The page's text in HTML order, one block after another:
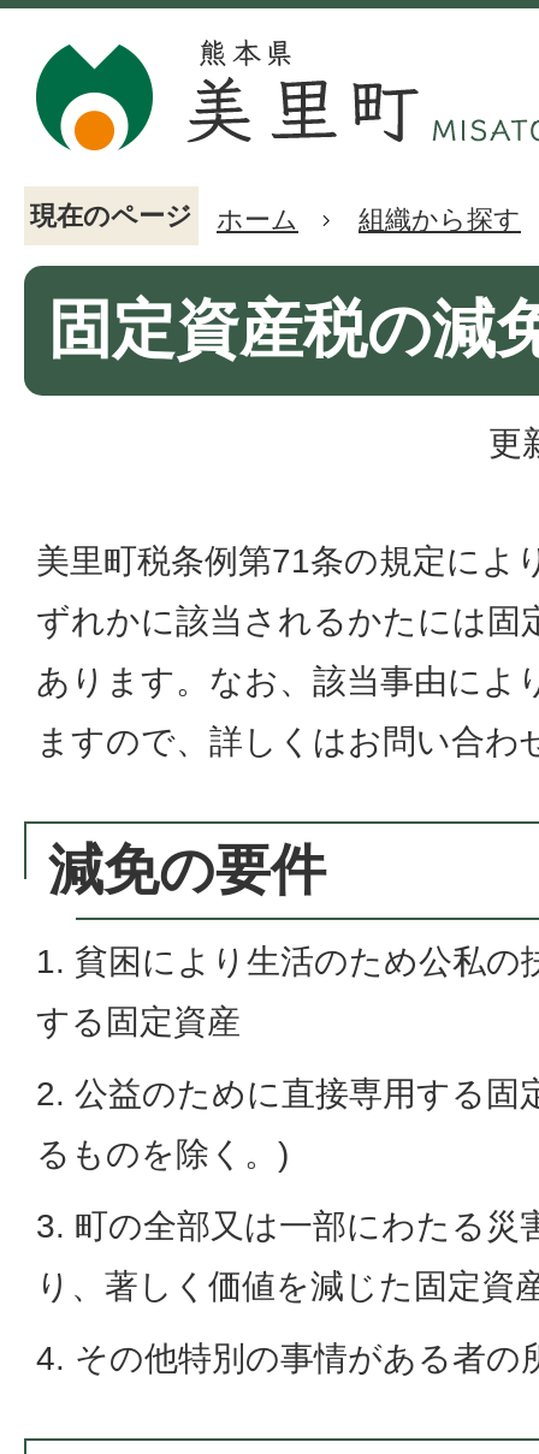
現在のページ ホーム 組織から探す
固定資産税の減
更
美里町税条例第71条の規定によ
ずれかに該当されるかたには固
あります。なお、該当事由によ
ますので、詳しくはお問い合わ
減免の要件
1. 貧困により生活のため公私の
する固定資産
2. 公益のために直接専用する固
るものを除く。)
3. 町の全部又は一部にわたる災
り、著しく価値を減じた固定資
4. その他特別の事情がある者の